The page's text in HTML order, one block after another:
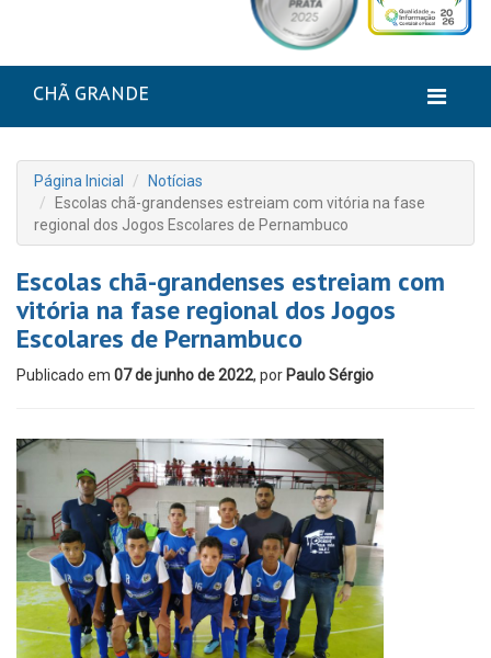
CHÃ GRANDE
Página Inicial
Notícias
Escolas chã-grandenses estreiam com vitória na fase
regional dos Jogos Escolares de Pernambuco
Escolas chã-grandenses estreiam com
vitória na fase regional dos Jogos
Escolares de Pernambuco
Publicado em 07 de junho de 2022, por Paulo Sérgio